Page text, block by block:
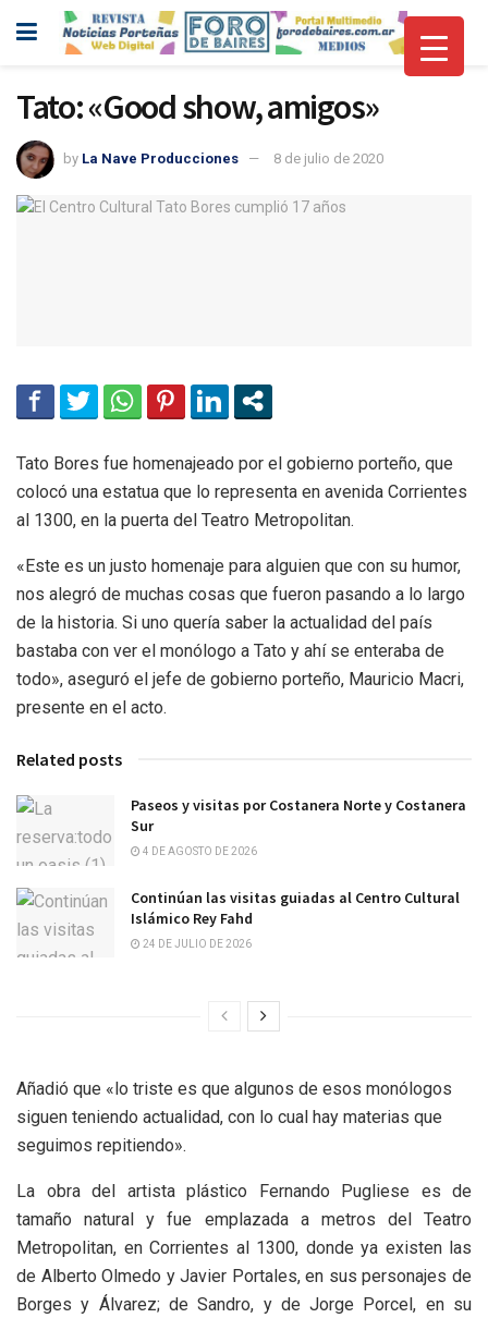
Tato: «Good show, amigos»
by La Nave Producciones 8 de julio de 2020
Tato Bores fue homenajeado por el gobierno porteño, que
colocó una estatua que lo representa en avenida Corrientes
al 1300, en la puerta del Teatro Metropolitan.
«Este es un justo homenaje para alguien que con su humor,
nos alegró de muchas cosas que fueron pasando a lo largo
de la historia. Si uno quería saber la actualidad del país
bastaba con ver el monólogo a Tato y ahí se enteraba de
todo», aseguró el jefe de gobierno porteño, Mauricio Macri,
presente en el acto.
Related posts
Paseos y visitas por Costanera Norte y Costanera
Sur
4 DE AGOSTO DE 2026
Continúan las visitas guiadas al Centro Cultural
Islámico Rey Fahd
24 DE JULIO DE 2026
Añadió que «lo triste es que algunos de esos monólogos
siguen teniendo actualidad, con lo cual hay materias que
seguimos repitiendo».
La obra del artista plástico Fernando Pugliese es de
tamaño natural y fue emplazada a metros del Teatro
Metropolitan, en Corrientes al 1300, donde ya existen las
de Alberto Olmedo y Javier Portales, en sus personajes de
Borges y Álvarez; de Sandro, y de Jorge Porcel, en su